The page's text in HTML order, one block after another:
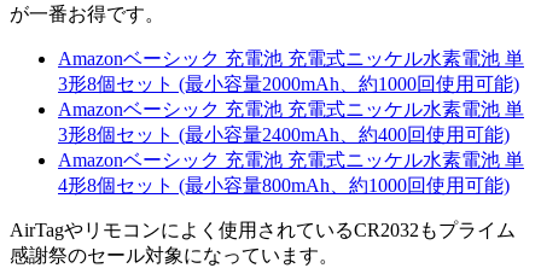
が一番お得です。
Amazonベーシック 充電池 充電式ニッケル水素電池 単
3形8個セット (最小容量2000mAh、約1000回使用可能)
Amazonベーシック 充電池 充電式ニッケル水素電池 単
3形8個セット (最小容量2400mAh、約400回使用可能)
Amazonベーシック 充電池 充電式ニッケル水素電池 単
4形8個セット (最小容量800mAh、約1000回使用可能)
AirTagやリモコンによく使用されているCR2032もプライム
感謝祭のセール対象になっています。